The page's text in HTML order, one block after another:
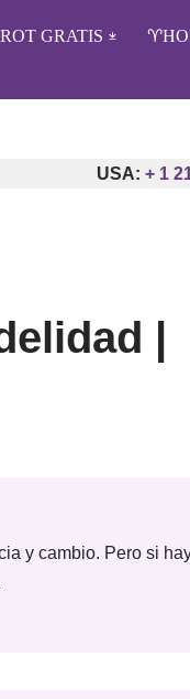
GRATIS
+ 1 213 2210371
|
y cambio. Pero si